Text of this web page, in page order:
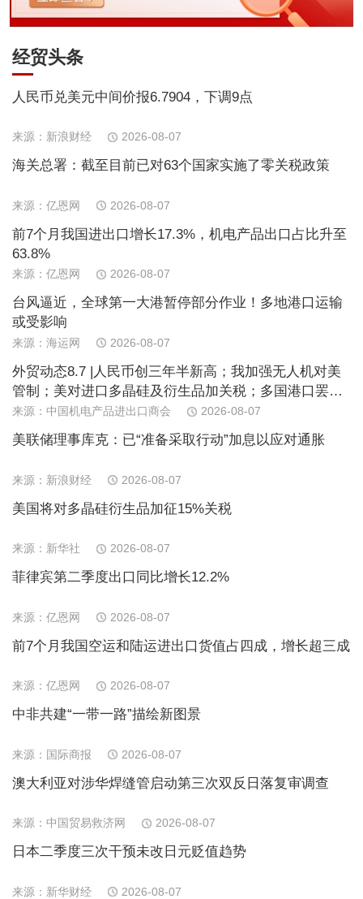
经贸头条
人民币兑美元中间价报6.7904，下调9点
来源：新浪财经 2026-08-07
海关总署：截至目前已对63个国家实施了零关税政策
来源：亿恩网 2026-08-07
前7个月我国进出口增长17.3%，机电产品出口占比升至
63.8%
来源：亿恩网 2026-08-07
台风逼近，全球第一大港暂停部分作业！多地港口运输
或受影响
来源：海运网 2026-08-07
外贸动态8.7 |人民币创三年半新高；我加强无人机对美
管制；美对进口多晶硅及衍生品加关税；多国港口罢
工；日消费连续下滑；欧PPI近期首跌
来源：中国机电产品进出口商会 2026-08-07
美联储理事库克：已“准备采取行动”加息以应对通胀
来源：新浪财经 2026-08-07
美国将对多晶硅衍生品加征15%关税
来源：新华社 2026-08-07
菲律宾第二季度出口同比增长12.2%
来源：亿恩网 2026-08-07
前7个月我国空运和陆运进出口货值占四成，增长超三成
来源：亿恩网 2026-08-07
中非共建“一带一路”描绘新图景
来源：国际商报 2026-08-07
澳大利亚对涉华焊缝管启动第三次双反日落复审调查
来源：中国贸易救济网 2026-08-07
日本二季度三次干预未改日元贬值趋势
来源：新华财经 2026-08-07